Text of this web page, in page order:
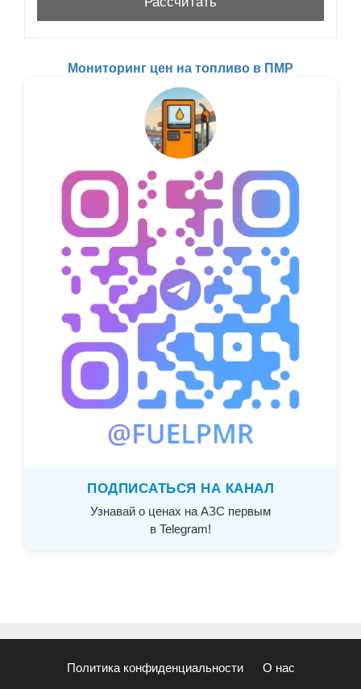
Мониторинг цен на топливо в ПМР
ПОДПИСАТЬСЯ НА КАНАЛ
Узнавай о ценах на АЗС первым
в Telegram!
Политика конфиденциальности О нас